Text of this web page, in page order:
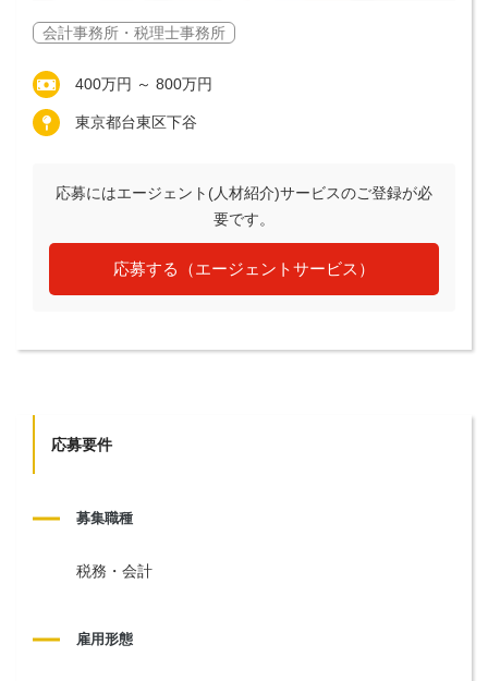
会計事務所・税理士事務所
400万円 ～ 800万円
東京都台東区下谷
応募にはエージェント(人材紹介)サービスのご登録が必
要です。
応募する（エージェントサービス）
応募要件
募集職種
税務・会計
雇用形態